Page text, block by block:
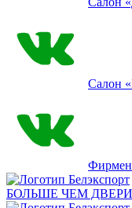
Салон
БОЛЬШЕ ЧЕМ ДВЕРИ